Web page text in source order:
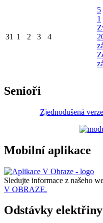
31 1 2 3 4
5
1
Senioři
Zjednodušená
Mobilní aplikace
Sledujte informace z našeho
V OBRAZE.
Odstávky elektřiny